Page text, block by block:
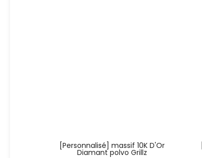
[Personnalisé] massif 10K D'Or
Diamant polvo Grillz